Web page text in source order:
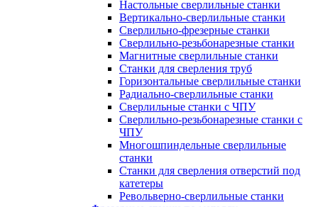
Настольные сверлильные станки
Вертикально-сверлильные станки
Сверлильно-фрезерные станки
Сверлильно-резьбонарезные станки
Магнитные сверлильные станки
Станки для сверления труб
Горизонтальные сверлильные станки
Радиально-сверлильные станки
Сверлильные станки с ЧПУ
Сверлильно-резьбонарезные станки с
ЧПУ
Многошпиндельные сверлильные
станки
Станки для сверления отверстий под
катетеры
Револьверно-сверлильные станки